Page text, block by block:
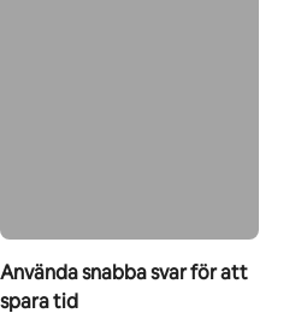
Använda snabba svar för att
spara tid